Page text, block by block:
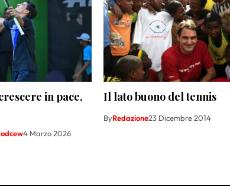
in pace,
4 Marzo 2026
Il lato buono del tennis
ByRedazione23 Dicembre 2014